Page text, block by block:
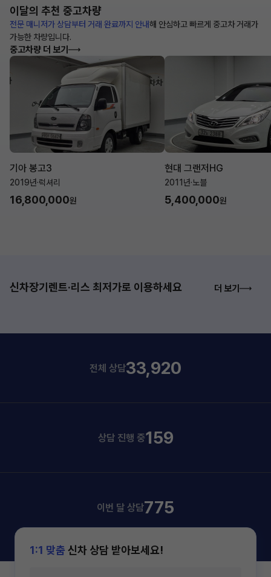
이달의 추천 중고차량
전문 매니저가 상담부터 거래 완료까지 안내해 안심하고 빠르게 중고차 거래가
가능한 차량입니다.
중고차량 더 보기
기아 봉고3
2019년·럭셔리
16,800,000원
현대 그랜저HG
2011년·노블
5,400,000원
신차장기렌트·리스 최저가로 이용하세요 더 보기
전체 상담33,920
상담 진행 중159
이번 달 상담775
1:1 맞춤 신차 상담 받아보세요!